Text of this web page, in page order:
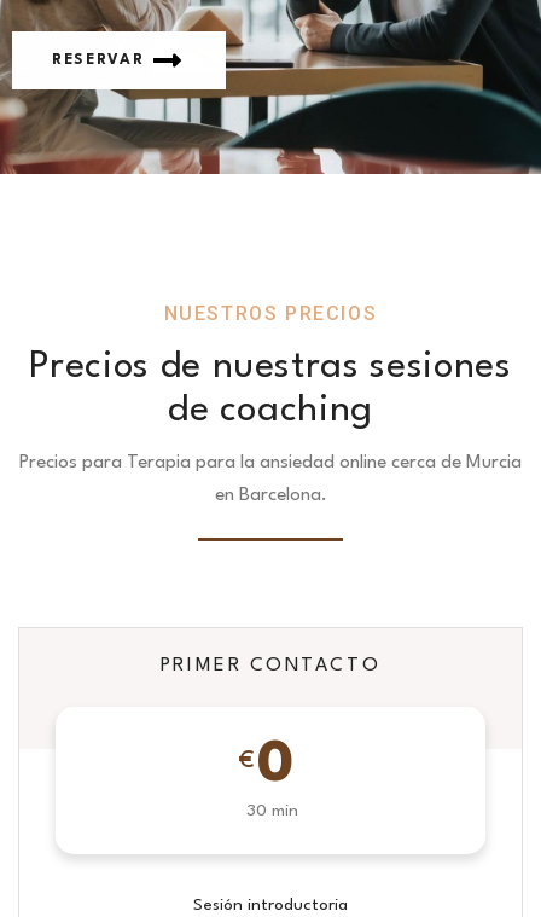
RESERVAR
NUESTROS PRECIOS
Precios de nuestras sesiones
de coaching
Precios para Terapia para la ansiedad online cerca de Murcia
en Barcelona.
PRIMER CONTACTO
€ 0
30 min
Sesión introductoria